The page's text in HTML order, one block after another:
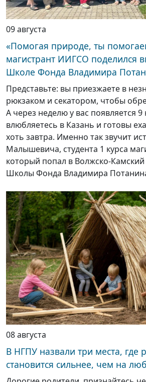
09 августа
«Помогая природе, ты
магистрант ИИГСО поделился
Школе Фонда Владимира
Представьте: вы приезжаете в
рюкзаком и секатором, чтобы
А через неделю у вас появляется
влюбляетесь в Казань и готовы
хоть завтра. Именно так звучит
Малышевича, студента 1 курса
который попал в Волжско-
Школы Фонда Владимира
08 августа
В НГПУ назвали три места, где
становится сильнее, чем на